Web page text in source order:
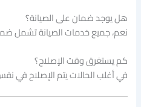
هل يوجد ضمان على الصيانة؟
نعم، جميع خدمات الصيانة تشمل
كم يستغرق وقت الإصلاح؟
في أغلب الحالات يتم الإصلاح في